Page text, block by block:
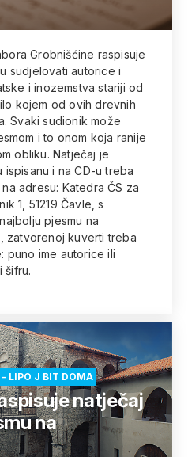
Grobnišćine raspisuje
sudjelovati autorice i
i inozemstva stariji od
kojem od ovih drevnih
Svaki sudionik može
i to onom koja ranije
obliku. Natječaj je
ispisanu i na CD-u treba
adresu: Katedra ČS za
1, 51219 Čavle, s
pjesmu na
zatvorenoj kuverti treba
puno ime autorice ili
šifru.
LIPO J BIT DOMA
natječaj
na